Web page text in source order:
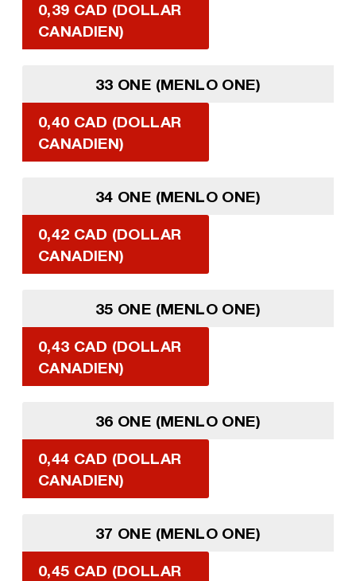
0,39 CAD (DOLLAR
CANADIEN)
33 ONE (MENLO ONE)
0,40 CAD (DOLLAR
CANADIEN)
34 ONE (MENLO ONE)
0,42 CAD (DOLLAR
CANADIEN)
35 ONE (MENLO ONE)
0,43 CAD (DOLLAR
CANADIEN)
36 ONE (MENLO ONE)
0,44 CAD (DOLLAR
CANADIEN)
37 ONE (MENLO ONE)
0,45 CAD (DOLLAR